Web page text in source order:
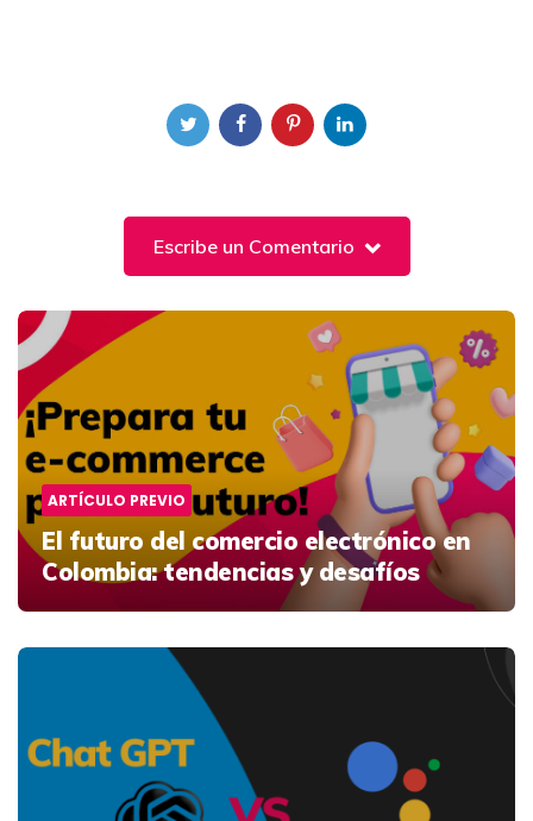
Escribe un Comentario
Post
navigation
ARTÍCULO PREVIO
El futuro del comercio electrónico en
Colombia: tendencias y desafíos